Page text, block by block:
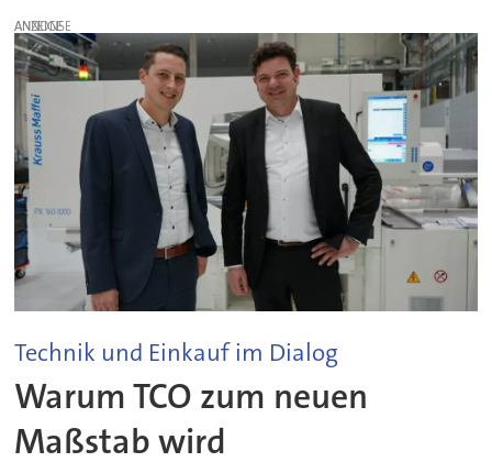
ANZEIGE
Technik und Einkauf im Dialog
Warum TCO zum neuen
Maßstab wird